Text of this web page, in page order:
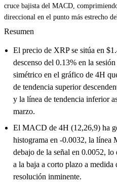
cruce bajista del MACD,
direccional en el punto más estrecho
Resumen
El precio de XRP se sitúa en
descenso del 0.13% en la
simétrico en el gráfico de 4H
de tendencia superior
y la línea de tendencia inferior
marzo.
El MACD de 4H (12,26,9) ha
histograma en -0.0032, la
debajo de la señal en 0.0052,
a la baja a corto plazo a
resolución inminente.